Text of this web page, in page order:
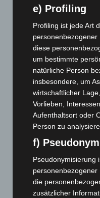
Juni 2026(139)
Mai 2026(99)
April 2026(99)
März 2026 (115)
Februar 2026(109)
Januar 2026(122)
November 2025(114)
Oktober 2025(112)
September 2025(93)
August 2025(90)
Juli 2025(90)
Juni 2025(103)
e) Profiling
Profiling ist jede Art
diese
um bestimmte
natürliche Person
insbesondere, um
wirtschaftlicher
Vorlieben,
Aufenthaltsort oder
Person zu
f)
Pseudonymisierung
personenbezogener
die
zusätzlicher